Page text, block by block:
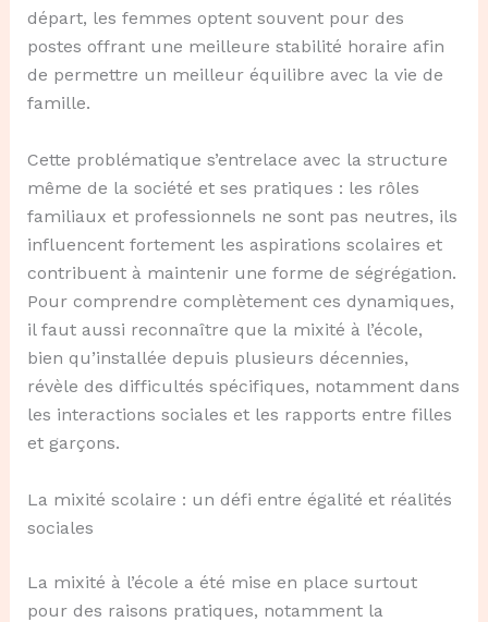
départ, les femmes optent souvent pour des
postes offrant une meilleure stabilité horaire afin
de permettre un meilleur équilibre avec la vie de
famille.
Cette problématique s’entrelace avec la structure
même de la société et ses pratiques : les rôles
familiaux et professionnels ne sont pas neutres, ils
influencent fortement les aspirations scolaires et
contribuent à maintenir une forme de ségrégation.
Pour comprendre complètement ces dynamiques,
il faut aussi reconnaître que la mixité à l’école,
bien qu’installée depuis plusieurs décennies,
révèle des difficultés spécifiques, notamment dans
les interactions sociales et les rapports entre filles
et garçons.
La mixité scolaire : un défi entre égalité et réalités
sociales
La mixité à l’école a été mise en place surtout
pour des raisons pratiques, notamment la